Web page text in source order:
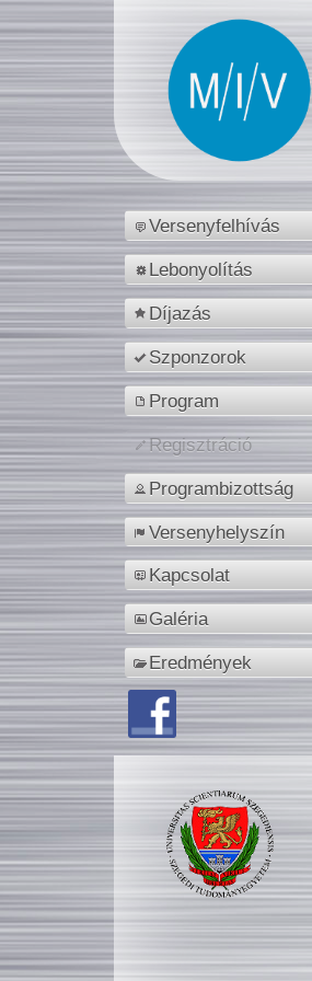
Versenyfelhívás
Lebonyolítás
Díjazás
Szponzorok
Program
Regisztráció
Programbizottság
Versenyhelyszín
Kapcsolat
Galéria
Eredmények